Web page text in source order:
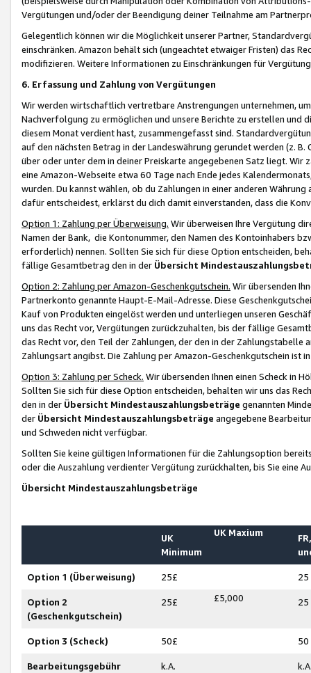
Vergütungen und/oder der Beendigung deiner Teilnahme am
Gelegentlich können wir die Möglichkeit unserer Partner,
einschränken. Amazon behält sich (ungeachtet etwaiger Fristen) das
modifizieren. Weitere Informationen zu Einschränkungen für
6. Erfassung und Zahlung von Vergütungen
Wir werden wirtschaftlich vertretbare Anstrengungen unternehmen,
Nachverfolgung zu ermöglichen und unsere Berichte zu erstellen und
diesem Monat verdient hast, zusammengefasst sind.
auf den nächsten Betrag in der Landeswährung gerundet werden (z.
über oder unter dem in deiner Preiskarte angegebenen Satz liegt.
eine Amazon-Webseite etwa 60 Tage nach Ende jedes
wurden. Du kannst wählen, ob du Zahlungen in einer anderen
dafür entscheidest, erklärst du dich damit einverstanden, dass die
Option 1: Zahlung per Überweisung. Wir überweisen Ihre Vergütung
Namen der Bank, die Kontonummer, den Namen des Kontoinhabers
erforderlich) nennen. Sollten Sie sich für diese Option entscheiden,
fällige Gesamtbetrag den in der Übersicht
Option 2: Zahlung per Amazon-Geschenkgutschein. Wir übersenden
Partnerkonto genannte Haupt-E-Mail-Adresse. Diese
Kauf von Produkten eingelöst werden und unterliegen unseren
uns das Recht vor, Vergütungen zurückzuhalten, bis der fällige
das Recht vor, den Teil der Zahlungen, der den in der
Zahlungsart angibst. Die Zahlung per Amazon-Geschenkgutschein ist
Option 3: Zahlung per Scheck. Wir übersenden Ihnen einen Scheck in
Sollten Sie sich für diese Option entscheiden, behalten wir uns das
den in der Übersicht Mindestauszahlungsbeträge genannten
der Übersicht Mindestauszahlungsbeträge angegebene
und Schweden nicht verfügbar.
Sollten Sie keine gültigen Informationen für die Zahlungsoption
oder die Auszahlung verdienter Vergütung zurückhalten, bis Sie
Übersicht Mindestauszahlungsbeträge
UK
Minimum
UK Maxium
Option 1 (Überweisung) 25£ 25
Option 2
(Geschenkgutschein)
25£ £5,000 25
Option 3 (Scheck) 50£ 50
Bearbeitungsgebühr
k.A.